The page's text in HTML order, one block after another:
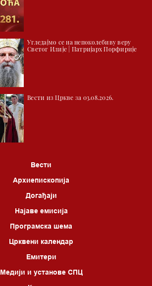
Угледајмо се на непоколебиву веру
Светог Илије | Патријарх Порфирије
Вести из Цркве за 03.08.2026.
Вести
Архиепископија
Догађаји
Најаве емисија
Програмска шема
Црквени календар
Емитери
Медији и установе СПЦ